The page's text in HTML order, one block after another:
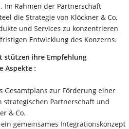
Im Rahmen der Partnerschaft
die Strategie von Klöckner & Co,
und Services zu konzentrieren
Entwicklung des Konzerns.
stützen ihre Empfehlung
Aspekte :
Gesamtplans zur Förderung einer
strategischen Partnerschaft und
& Co.
gemeinsames Integrationskonzept